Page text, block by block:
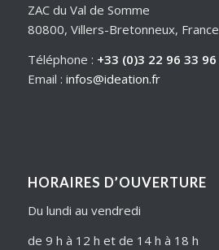
ZAC du Val de Somme
80800, Villers-Bretonneux, France
Téléphone : +33 (0)3 22 96 33 96
Email : infos@ideation.fr
HORAIRES D’OUVERTURE
Du lundi au vendredi
de 9 h à 12 h et de 14 h à 18 h